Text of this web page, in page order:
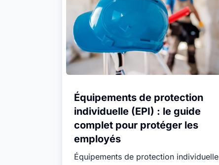
Équipements de protection
individuelle (EPI) : le guide
complet pour protéger les
employés
Équipements de protection individuelle